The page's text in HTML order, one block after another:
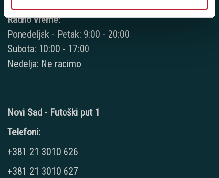
Radno vreme:
Ponedeljak - Petak: 9:00 - 20:00
Subota: 10:00 - 17:00
Nedelja: Ne radimo
Novi Sad - Futoški put 1
Telefoni:
+381 21 3010 626
+381 21 3010 627